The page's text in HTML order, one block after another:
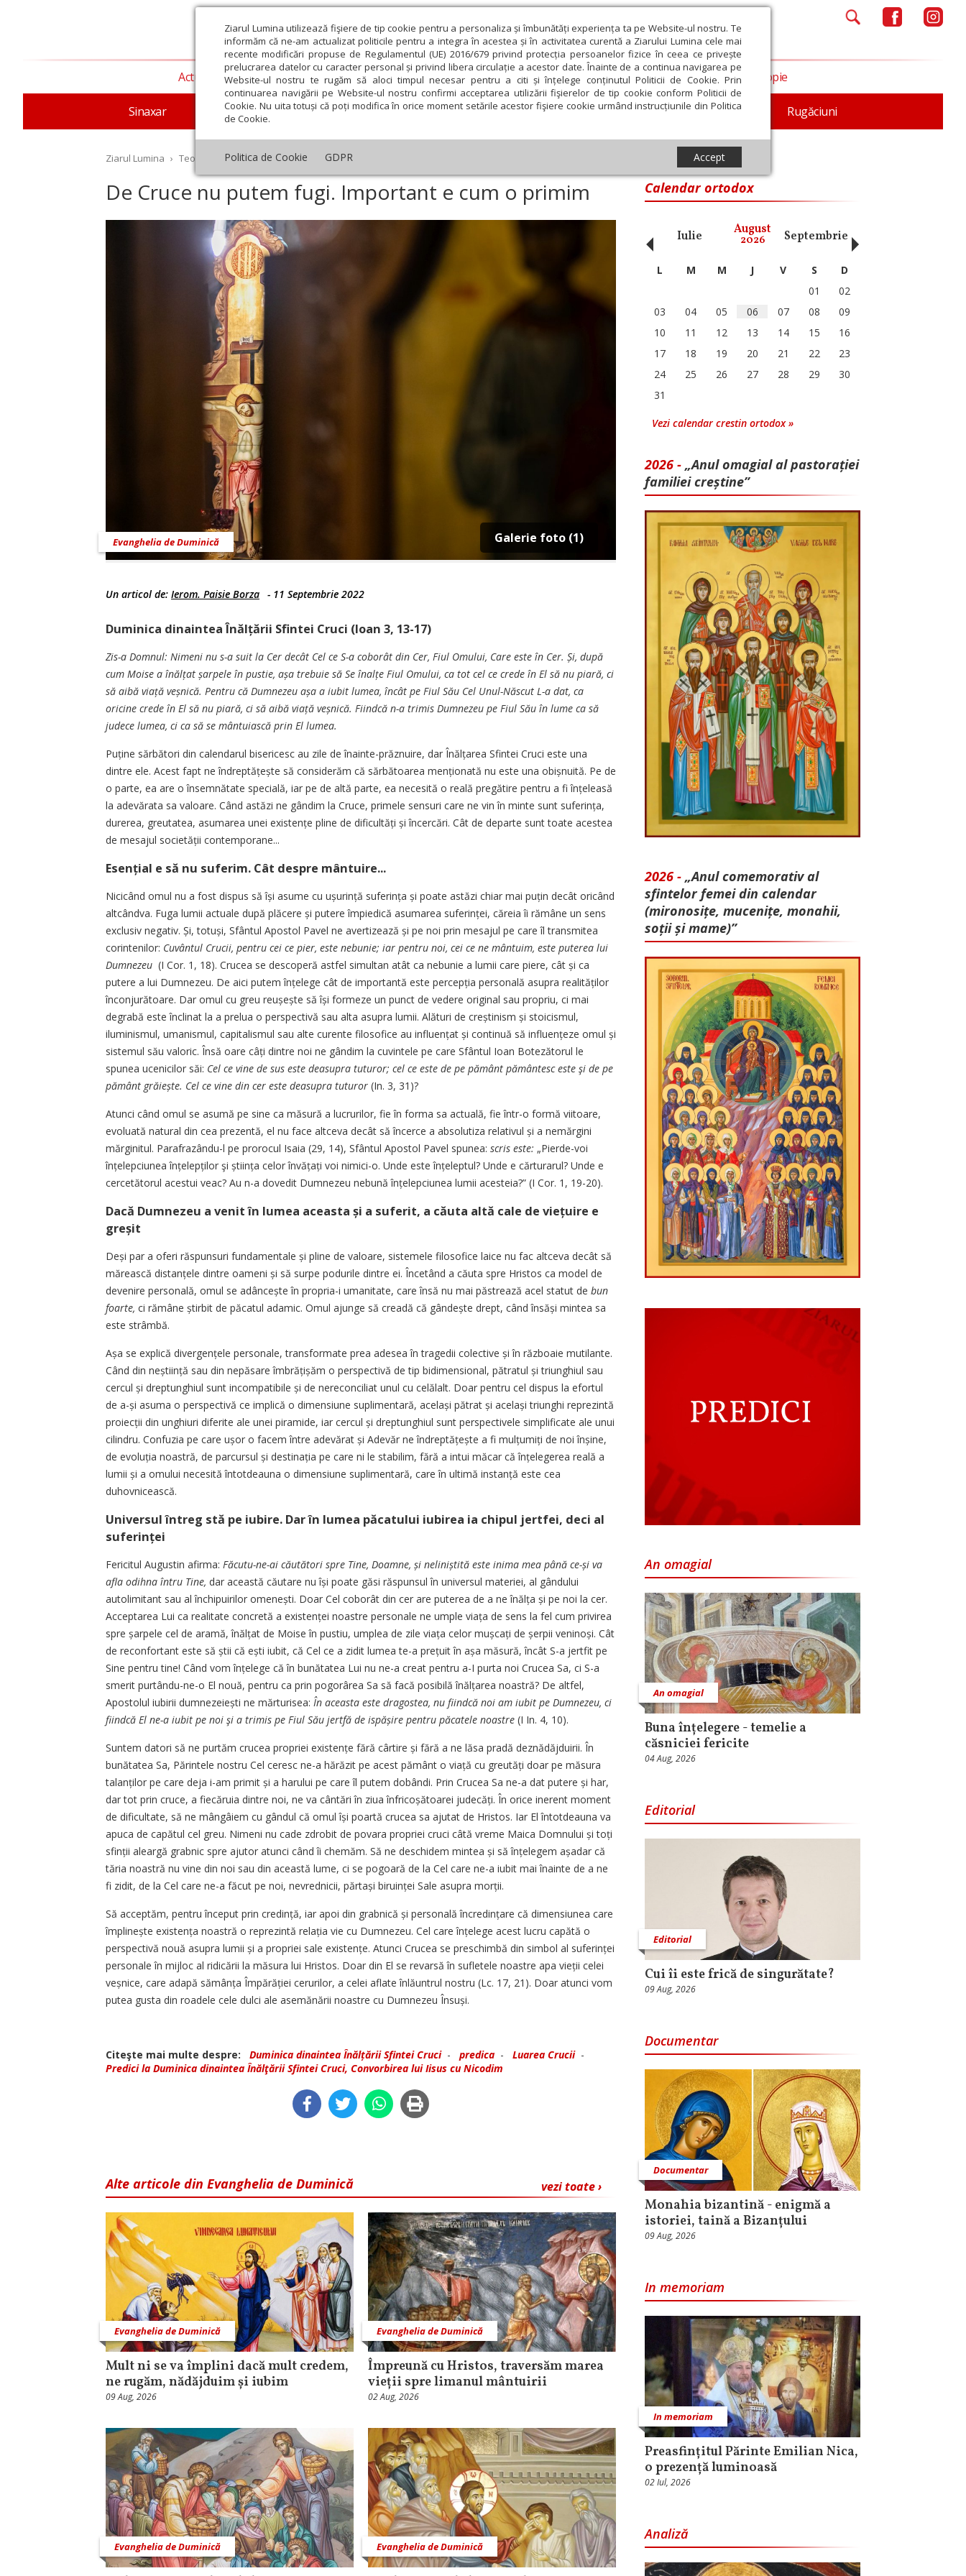
Ziarul Lumina utilizează fişiere de tip cookie pentru a personaliza și îmbunătăți experiența ta pe Website-ul nostru. Te
informăm că ne-am actualizat politicile pentru a integra în acestea și în activitatea curentă a Ziarului Lumina cele mai
recente modificări propuse de Regulamentul (UE) 2016/679 privind protecția persoanelor fizice în ceea ce privește
prelucrarea datelor cu caracter personal și privind libera circulație a acestor date. Înainte de a continua navigarea pe
Website-ul nostru te rugăm să aloci timpul necesar pentru a citi și înțelege conținutul Politicii de Cookie. Prin
continuarea navigării pe Website-ul nostru confirmi acceptarea utilizării fişierelor de tip cookie conform Politicii de
Cookie. Nu uita totuși că poți modifica în orice moment setările acestor fişiere cookie urmând instrucțiunile din Politica
de Cookie.
Politica de Cookie GDPR Accept
Actualitate religioasă Teologie și spiritualitate
Sinaxar Apostolul zilei Evanghelia zilei Evanghelia de Duminică Theologica Liturgica Patristica Rugăciuni
Educaţie și Cultură Societate Opinii Filantropie
Ziarul Lumina › Teologie și spiritualitate › Evanghelia de Duminică
De Cruce nu putem fugi. Important e cum o primim
Galerie foto (1)
Evanghelia de Duminică
Un articol de: Ierom. Paisie Borza - 11 Septembrie 2022
Duminica dinaintea Înălțării Sfintei Cruci (Ioan 3, 13-17)
Zis-a Domnul: Nimeni nu s-a suit la Cer decât Cel ce S-a coborât din Cer, Fiul Omului, Care este în Cer. Și, după
cum Moise a înălțat șarpele în pustie, așa trebuie să Se înalțe Fiul Omului, ca tot cel ce crede în El să nu piară, ci
să aibă viață veșnică. Pentru că Dumnezeu așa a iubit lumea, încât pe Fiul Său Cel Unul-Născut L-a dat, ca
oricine crede în El să nu piară, ci să aibă viață veșnică. Fiindcă n-a trimis Dumnezeu pe Fiul Său în lume ca să
judece lumea, ci ca să se mântuiască prin El lumea.
Puține sărbători din calendarul bisericesc au zile de înainte-prăznuire, dar Înăl­ța­rea Sfintei Cruci este una
dintre ele. Acest fapt ne îndreptățește să considerăm că sărbătoarea men­ți­o­nată nu este una obișnuită. Pe de
o parte, ea are o însemnătate specială, iar pe de altă parte, ea necesită o reală pregătire pentru a fi în­țeleasă
la adevărata sa valoare. Când astăzi ne gândim la Cruce, primele sensuri care ne vin în minte sunt suferința,
durerea, greutatea, asumarea unei exis­tențe pline de dificultăți și încercări. Cât de departe sunt toate acestea
de mesajul societății contemporane...
Esențial e să nu suferim. Cât despre mântuire...
Nicicând omul nu a fost dispus să își asume cu ușurință sufe­rința și poate astăzi chiar mai puțin decât oricând
altcândva. Fuga lumii actuale după plăcere și putere împiedică asumarea suferinței, căreia îi rămâne un sens
exclusiv negativ. Și, totuși, Sfântul Apostol Pavel ne avertizează și pe noi prin mesajul pe care îl transmitea
corintenilor: Cuvântul Crucii, pentru cei ce pier, este nebunie; iar pentru noi, cei ce ne mântuim, este puterea lui
Dumnezeu (I Cor. 1, 18). Crucea se descoperă astfel simultan atât ca nebunie a lumii care piere, cât și ca
putere a lui Dumnezeu. De aici putem înțelege cât de importantă este percepția personală asupra realităților
înconjurătoare. Dar omul cu greu reușește să își formeze un punct de vedere original sau propriu, ci mai
degrabă este înclinat la a prelua o perspectivă sau alta asupra lumii. Alături de creștinism și stoicismul,
iluminismul, umanismul, capitalismul sau alte curente filosofice au influențat și continuă să influențeze omul și
sistemul său valoric. Însă oare câți dintre noi ne gândim la cuvintele pe care Sfântul Ioan Botezătorul le
spunea ucenicilor săi: Cel ce vine de sus este deasupra tuturor; cel ce este de pe pământ pământesc este şi de pe
pământ grăiește. Cel ce vine din cer este deasupra tuturor (In. 3, 31)?
Atunci când omul se asumă pe sine ca măsură a lucrurilor, fie în forma sa actuală, fie într-o formă viitoare,
evoluată natural din cea prezentă, el nu face altceva decât să încerce a absolutiza relativul și a nemărgini
mărginitul. Parafrazându-l pe prorocul Isaia (29, 14), Sfântul Apostol Pavel spunea: scris este: „Pierde-voi
înțelepciunea înțelepților şi știința celor învățați voi nimici-o. Unde este înțeleptul? Unde e cărturarul? Unde e
cercetătorul acestui veac? Au n-a dovedit Dumnezeu nebună înțelep­ciunea lumii acesteia?” (I Cor. 1, 19-20).
Dacă Dumnezeu a venit în lumea aceasta și a suferit, a căuta altă cale de viețuire e
greșit
Deși par a oferi răspunsuri fundamentale și pline de valoare, sistemele filosofice laice nu fac altceva decât să
mărească dis­tan­țele dintre oameni și să surpe podurile dintre ei. Încetând a căuta spre Hristos ca model de
devenire personală, omul se adâncește în propria-i umanitate, care însă nu mai păstrează acel statut de bun
foarte, ci rămâne știrbit de păcatul adamic. Omul ajunge să creadă că gân­dește drept, când însăși mintea sa
este strâmbă.
Așa se explică divergențele personale, transformate prea adesea în tragedii colective și în războaie mutilante.
Când din ne­știință sau din nepăsare îmbră­țișăm o perspectivă de tip bidimensional, pătratul și triunghiul sau
cercul și dreptunghiul sunt incompatibile și de nereconciliat unul cu celălalt. Doar pentru cel dispus la efortul
de a-și asuma o perspectivă ce implică o dimensiune suplimentară, același pătrat și același triunghi reprezintă
proiecții din unghiuri diferite ale unei piramide, iar cercul și dreptunghiul sunt perspectivele simplificate ale unui
cilindru. Confuzia pe care ușor o facem între adevărat și Adevăr ne îndreptă­țește a fi mulțumiți de noi înșine,
de evoluția noastră, de parcursul și destinația pe care ni le stabilim, fără a intui măcar că înțelegerea reală a
lumii și a omului necesită întotdeauna o dimensiune suplimentară, care în ultimă instanță este cea
duhovnicească.
Universul întreg stă pe iubire. Dar în lumea păcatului iubirea ia chipul jertfei, deci al
suferinței
Fericitul Augustin afirma: Făcutu-ne-ai căutători spre Tine, Doamne, și neliniștită este inima mea până ce-și va
afla odihna întru Tine, dar această căutare nu își poate găsi răspunsul în universul materiei, al gândului
autolimitant sau al închipuirilor omenești. Doar Cel coborât din cer are puterea de a ne înălța și pe noi la cer.
Acceptarea Lui ca realitate concretă a existenței noastre personale ne umple viața de sens la fel cum privirea
spre șarpele cel de aramă, înălțat de Moise în pustiu, umplea de zile viața celor mușcați de șerpii veninoși. Cât
de reconfortant este să știi că ești iubit, că Cel ce a zidit lumea te-a prețuit în așa măsură, încât S-a jertfit pe
Sine pentru tine! Când vom înțelege că în bunătatea Lui nu ne-a creat pentru a-I purta noi Crucea Sa, ci S-a
smerit purtându-ne-o El nouă, pentru ca prin pogorârea Sa să facă posibilă înălțarea noastră? De altfel,
Apostolul iubirii dumnezeiești ne mărturisea: În aceasta este dragostea, nu fiindcă noi am iubit pe Dumnezeu, ci
fiindcă El ne-a iubit pe noi şi a trimis pe Fiul Său jertfă de ispășire pentru păcatele noastre (I In. 4, 10).
Suntem datori să ne purtăm crucea propriei existențe fără cârtire și fără a ne lăsa pradă deznădăjduirii. În
bunătatea Sa, Părintele nostru Cel ceresc ne-a hărăzit pe acest pământ o viață cu greutăți doar pe măsura
talanților pe care deja i-am primit și a harului pe care îl putem dobândi. Prin Crucea Sa ne-a dat putere și har,
dar tot prin cruce, a fiecăruia dintre noi, ne va cântări în ziua înfricoșătoarei ju­decăți. În orice inerent moment
de dificultate, să ne mângâiem cu gândul că omul își poartă crucea sa ajutat de Hristos. Iar El întotdeauna va
apuca de capătul cel greu. Nimeni nu cade zdrobit de povara propriei cruci câtă vreme Maica Domnului și toți
sfinții aleargă grabnic spre ajutor a­tunci când îi chemăm. Să ne deschidem mintea și să înțe­le­gem așadar că
tăria noastră nu vine din noi sau din această lume, ci se pogoară de la Cel care ne-a iubit mai înainte de a ne
fi zidit, de la Cel care ne-a făcut pe noi, nevrednicii, părtași biruinței Sale asupra morții.
Să acceptăm, pentru început prin credință, iar apoi din grabnică și personală încredințare că dimensiunea care
împlinește exis­tența noastră o reprezintă relația vie cu Dumnezeu. Cel care înțelege acest lucru capătă o
perspectivă nouă asupra lumii și a propriei sale existențe. Atunci Crucea se preschimbă din simbol al suferinței
personale în mijloc al ridicării la măsura lui Hristos. Doar din El se revarsă în sufletele noastre apa vieții celei
veșnice, care adapă sămânța Împărăției cerurilor, a celei aflate înlăuntrul nostru (Lc. 17, 21). Doar atunci vom
putea gusta din roadele cele dulci ale asemănării noastre cu Dumnezeu Însuși.
Citeşte mai multe despre: Duminica dinaintea Înălțării Sfintei Cruci- predica - Luarea Crucii-
Predici la Duminica dinaintea Înălţării Sfintei Cruci, Convorbirea lui Iisus cu Nicodim
vezi toate ›
Alte articole din Evanghelia de Duminică
Evanghelia de Duminică
Mult ni se va împlini dacă mult credem,
ne rugăm, nădăjduim și iubim
09 Aug, 2026
Evanghelia de Duminică
Împreună cu Hristos, traversăm marea
vieții spre limanul mântuirii
02 Aug, 2026
Evanghelia de Duminică Evanghelia de Duminică
Calendar ortodox
Noiembrie Decembrie Ianuarie Martie Iulie August
2026 Septembrie Octombrie
‹ L M M J V S
D
01
02
03
04 05 06 07 08
09
10
11 12 13 14 15
16
17
18 19 20 21 22
23
24
25 26 27 28 29
30
31
Vezi calendar crestin ortodox »
2026 - „Anul omagial al pastorației
familiei creștine”
2026 - „Anul comemorativ al
sfintelor femei din calendar
(mironosițe, mu­cenițe, monahii,
soții și mame)”
An omagial
An omagial
Buna înțelegere - temelie a
căsniciei fericite
04 Aug, 2026
Editorial
Editorial
Cui îi este frică de singurătate?
09 Aug, 2026
Documentar
Documentar
Monahia bizantină - enigmă a
istoriei, taină a Bizanțului
09 Aug, 2026
In memoriam
In memoriam
Preasfințitul Părinte Emilian Nica,
o prezență luminoasă
02 Iul, 2026
Analiză